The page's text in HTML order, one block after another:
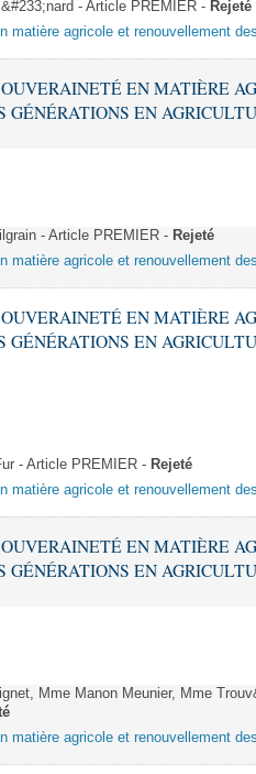
lois
lois
- Article PREMIER - Rejeté
matière agricole et renouvellement
EN MATIÈRE
EN
- Article PREMIER - Rejeté
matière agricole et renouvellement
EN MATIÈRE
EN
- Article PREMIER - Rejeté
matière agricole et renouvellement
EN MATIÈRE
EN
Mme Manon Meunier, Mme
matière agricole et renouvellement